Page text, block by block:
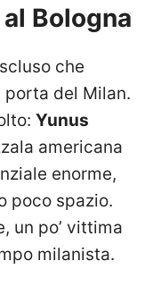
Bologna
che
porta del Milan.
Yunus
americana
enorme,
poco spazio.
un po’ vittima
milanista.